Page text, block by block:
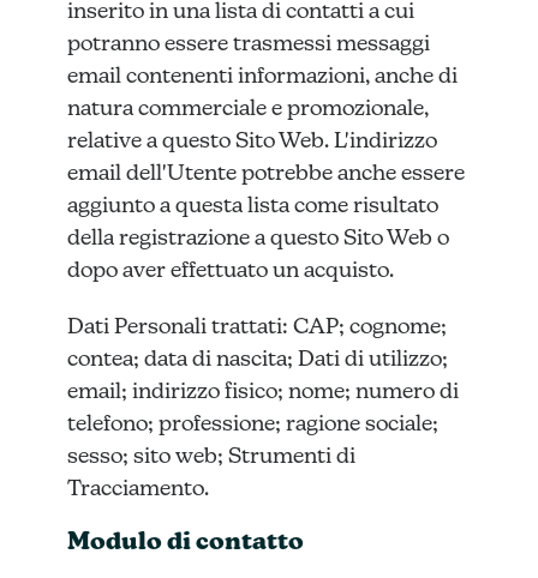
inserito in una lista di contatti a cui
potranno essere trasmessi messaggi
email contenenti informazioni, anche di
natura commerciale e promozionale,
relative a questo Sito Web. L'indirizzo
email dell'Utente potrebbe anche essere
aggiunto a questa lista come risultato
della registrazione a questo Sito Web o
dopo aver effettuato un acquisto.
Dati Personali trattati: CAP; cognome;
contea; data di nascita; Dati di utilizzo;
email; indirizzo fisico; nome; numero di
telefono; professione; ragione sociale;
sesso; sito web; Strumenti di
Tracciamento.
Modulo di contatto